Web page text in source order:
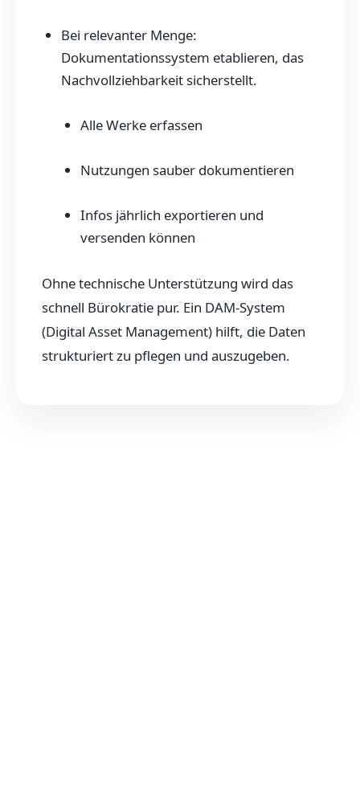
Bei relevanter Menge:
Dokumentationssystem etablieren, das
Nachvollziehbarkeit sicherstellt.
Alle Werke erfassen
Nutzungen sauber dokumentieren
Infos jährlich exportieren und
versenden können
Ohne technische Unterstützung wird das
schnell Bürokratie pur. Ein DAM-System
(Digital Asset Management) hilft, die Daten
strukturiert zu pflegen und auszugeben.